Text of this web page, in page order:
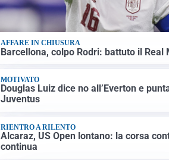
AFFARE IN CHIUSURA
Barcellona, colpo Rodri: battuto il Real
MOTIVATO
Douglas Luiz dice no all’Everton e
Juventus
RIENTRO A RILENTO
Alcaraz, US Open lontano: la corsa
continua